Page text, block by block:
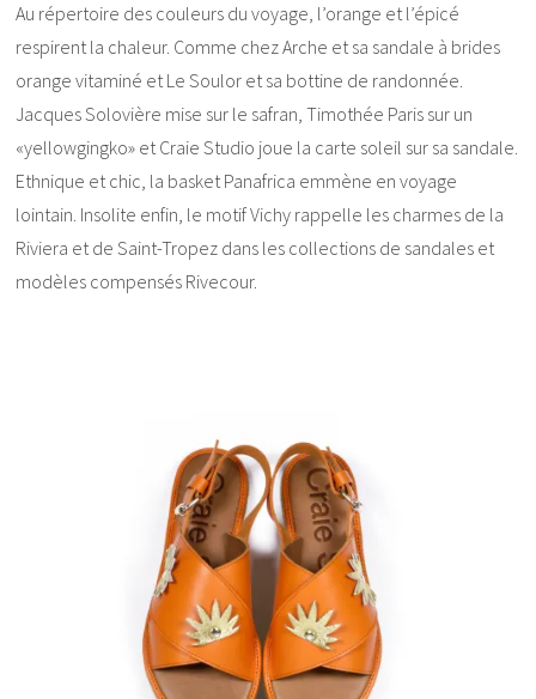
Au répertoire des couleurs du voyage, l’orange et l’épicé
respirent la chaleur. Comme chez Arche et sa sandale à brides
orange vitaminé et Le Soulor et sa bottine de randonnée.
Jacques Solovière mise sur le safran, Timothée Paris sur un
«yellowgingko» et Craie Studio joue la carte soleil sur sa sandale.
Ethnique et chic, la basket Panafrica emmène en voyage
lointain. Insolite enfin, le motif Vichy rappelle les charmes de la
Riviera et de Saint-Tropez dans les collections de sandales et
modèles compensés Rivecour.